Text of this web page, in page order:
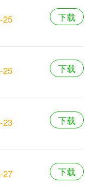
25
下载
25
下载
23
下载
27
下载